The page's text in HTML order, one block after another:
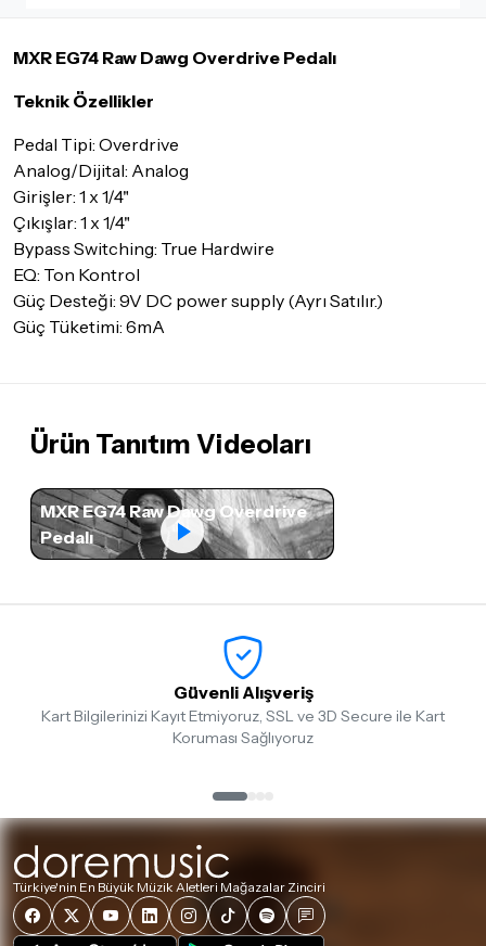
eksiksiz olması gerekmektedir. Satın almış olduğunuz ürünü
geçerek bilgi veriniz.
İade ve değişim koşulları, ürün kategorilerine göre farklılık
gösterebilir. Lütfen satın almadan önce ilgili ürünün
iade/değişim şartlarını kontrol ettiğinizden emin olun.
Detaylar içintıklayınız
MXR EG74 Raw Dawg Overdrive Pedalı
Teknik Özellikler
Pedal Tipi: Overdrive
Analog/Dijital: Analog
Girişler: 1 x 1/4"
Çıkışlar: 1 x 1/4"
Bypass Switching: True Hardwire
EQ: Ton Kontrol
Güç Desteği: 9V DC power supply (Ayrı Satılır.)
Güç Tüketimi: 6mA
Ürün Tanıtım Videoları
MXR EG74 Raw Dawg Overdrive
Pedalı
Güvenli Alışveriş
Kart Bilgilerinizi Kayıt Etmiyoruz, SSL ve 3D Secure ile Kart
Koruması Sağlıyoruz
Türkiye'nin En Büyük Müzik Aletleri Mağazalar Zinciri